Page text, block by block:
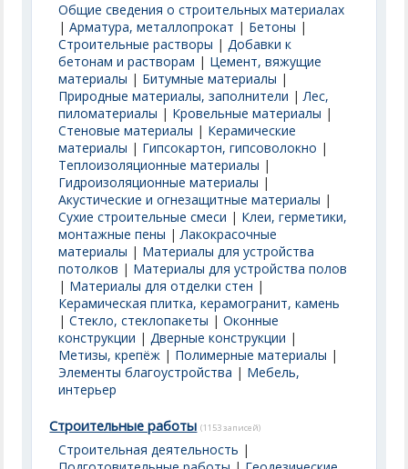
Общие сведения о строительных материалах
|Арматура, металлопрокат | Бетоны |
Строительные растворы |Добавки к
бетонам и растворам | Цемент, вяжущие
материалы | Битумные материалы |
Природные материалы, заполнители |Лес,
пиломатериалы | Кровельные материалы |
Стеновые материалы | Керамические
материалы | Гипсокартон, гипсоволокно |
Теплоизоляционные материалы |
Гидроизоляционные материалы |
Акустические и огнезащитные материалы |
Сухие строительные смеси | Клеи, герметики,
монтажные пены |Лакокрасочные
материалы | Материалы для устройства
потолков | Материалы для устройства полов
| Материалы для отделки стен |
Керамическая плитка, керамогранит, камень
|Стекло, стеклопакеты |Оконные
конструкции |Дверные конструкции |
Метизы, крепёж | Полимерные материалы |
Элементы благоустройства | Мебель,
интерьер
Строительные работы (1153 записей)
Строительная деятельность |